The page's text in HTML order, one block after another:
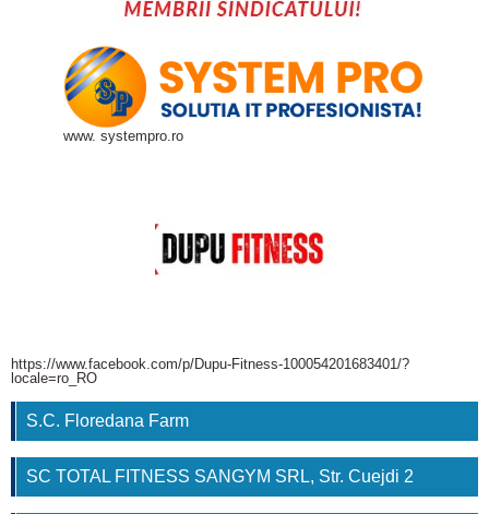
www. systempro.ro
https://www.facebook.com/p/Dupu-Fitness-100054201683401/?
locale=ro_RO
S.C. Floredana Farm
SC TOTAL FITNESS SANGYM SRL, Str. Cuejdi 2